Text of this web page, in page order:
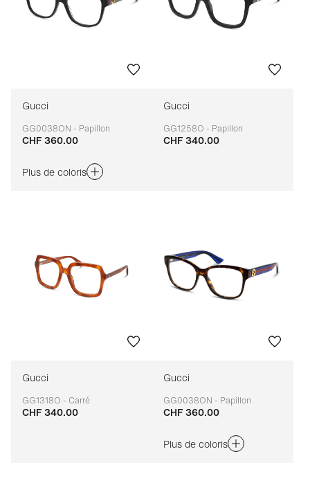
Gucci
GG0038ON - Papillon
Adaptable
CHF 360.00
Plus de coloris
Gucci
GG1258O - Papillon
Adaptable
CHF 340.00
Gucci
GG1318O - Carré
Adaptable
CHF 340.00
Gucci
GG0038ON - Papillon
Adaptable
CHF 360.00
Plus de coloris